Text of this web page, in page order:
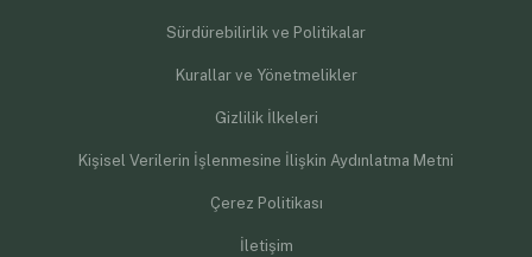
Sürdürebilirlik ve Politikalar
Kurallar ve Yönetmelikler
Gizlilik İlkeleri
Kişisel Verilerin İşlenmesine İlişkin Aydınlatma Metni
Çerez Politikası
İletişim